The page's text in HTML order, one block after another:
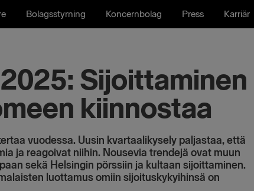
Bolagsstyrning Koncernbolag Press Karriär
Sijoittaminen
kiinnostaa
vuodessa. Uusin kvartaalikysely paljastaa, että
ja reagoivat niihin. Nousevia trendejä ovat muun
sekä Helsingin pörssiin ja kultaan sijoittaminen.
luottamus omiin sijoituskykyihinsä on